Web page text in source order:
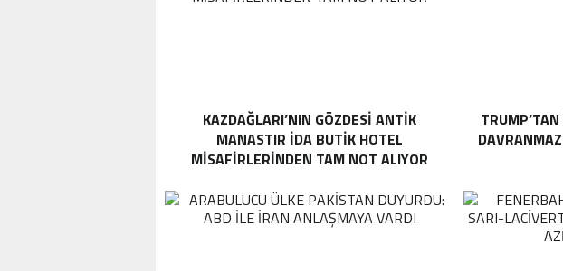
KAZDAĞLARI’NIN GÖZDESI ANTIK
MANASTIR İDA BUTIK HOTEL
MISAFIRLERINDEN TAM NOT ALIYOR